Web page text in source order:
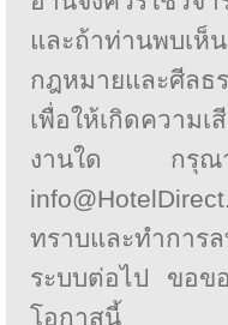
และถ้าท่านพบเห็
กฎหมายและศีลธ
เพื่อให้เกิดความ
งานใด กรุ
ทราบและทำกา
ระบบต่อไป ขอ
โอกาสนี้